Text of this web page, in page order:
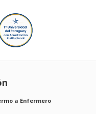
a Enfermero